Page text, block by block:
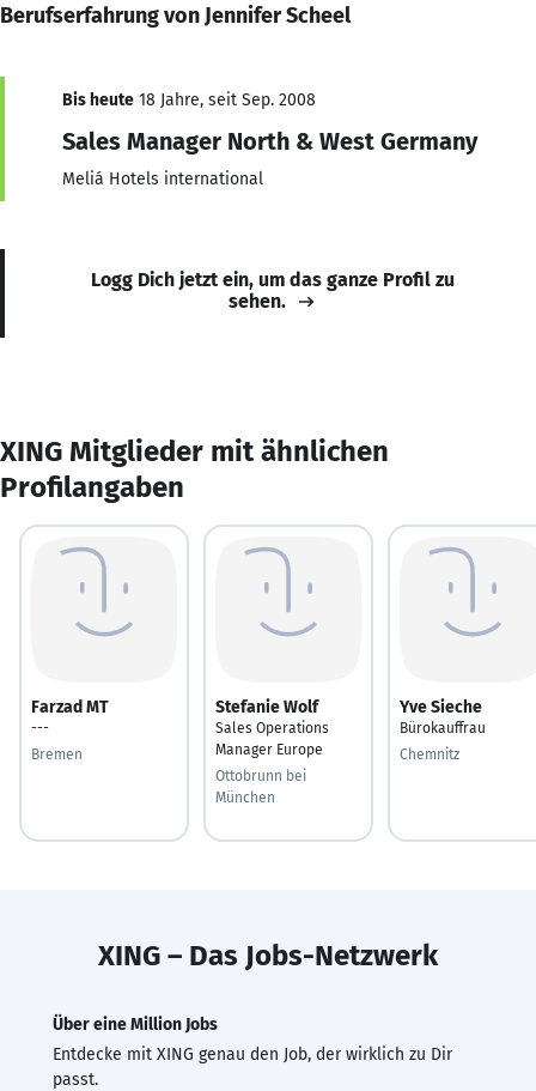
Berufserfahrung von Jennifer Scheel
Bis heute 18 Jahre, seit Sep. 2008
Sales Manager North & West Germany
Meliá Hotels international
Logg Dich jetzt ein, um das ganze Profil zu
sehen.
XING Mitglieder mit ähnlichen
Profilangaben
Farzad MT
---
Bremen
Stefanie Wolf
Sales Operations
Manager Europe
Ottobrunn bei
München
Yve Sieche
Bürokauffrau
Chemnitz
XING – Das Jobs-Netzwerk
Über eine Million Jobs
Entdecke mit XING genau den Job, der wirklich zu Dir
passt.